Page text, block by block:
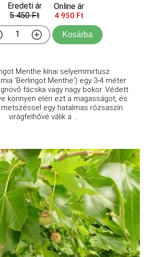
Eredeti ár
5 450 Ft
Online ár
4 950 Ft
Kosárba
Menthe kínai selyemmirtusz
'Berlingot Menthe') egy 3-4 méter
fácska vagy nagy bokor. Védett
könnyen eléri ezt a magasságot, és
egy hatalmas rózsaszín
virágfelhővé válik a ...